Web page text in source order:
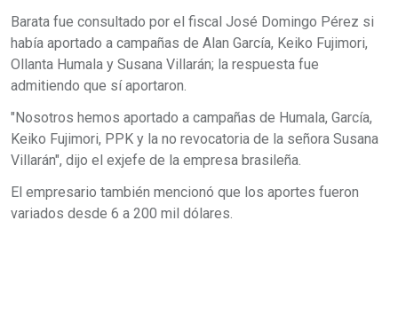
Barata fue consultado por el fiscal José Domingo Pérez si
había aportado a campañas de Alan García, Keiko Fujimori,
Ollanta Humala y Susana Villarán; la respuesta fue
admitiendo que sí aportaron.
"Nosotros hemos aportado a campañas de Humala, García,
Keiko Fujimori, PPK y la no revocatoria de la señora Susana
Villarán", dijo el exjefe de la empresa brasileña.
El empresario también mencionó que los aportes fueron
variados desde 6 a 200 mil dólares.